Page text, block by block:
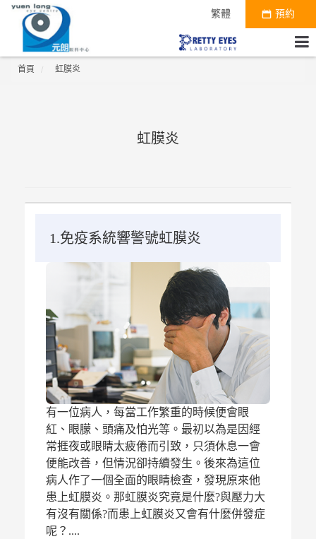
繁體 預約
首頁 虹膜炎
虹膜炎
1.免疫系統響警號虹膜炎
有一位病人，每當工作繁重的時候便會眼
紅、眼朦、頭痛及怕光等。最初以為是因經
常捱夜或眼睛太疲倦而引致，只須休息一會
便能改善，但情況卻持續發生。後來為這位
病人作了一個全面的眼睛檢查，發現原來他
患上虹膜炎。那虹膜炎究竟是什麼?與壓力大
有沒有關係?而患上虹膜炎又會有什麼併發症
呢？....